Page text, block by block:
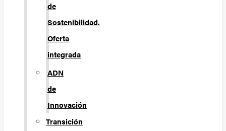
de
Sostenibilidad.
Oferta
integrada
ADN
de
Innovación
Transición